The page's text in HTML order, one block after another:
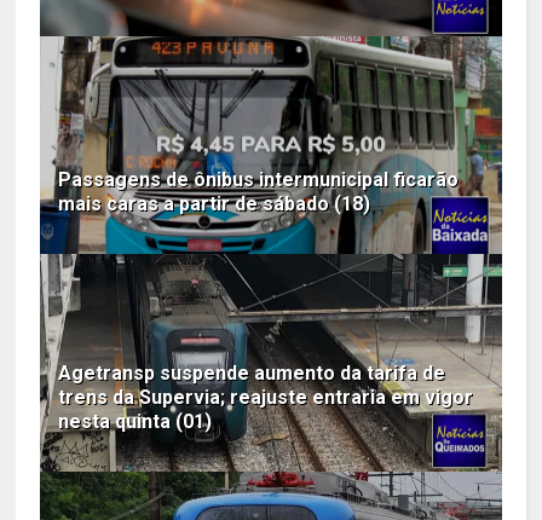
Passagens de ônibus intermunicipal ficarão
mais caras a partir de sábado (18)
Agetransp suspende aumento da tarifa de
trens da Supervia; reajuste entraria em vigor
nesta quinta (01)